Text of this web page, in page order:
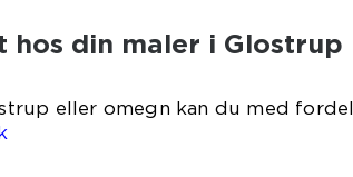
din maler i Glostrup
eller omegn kan du med fordel